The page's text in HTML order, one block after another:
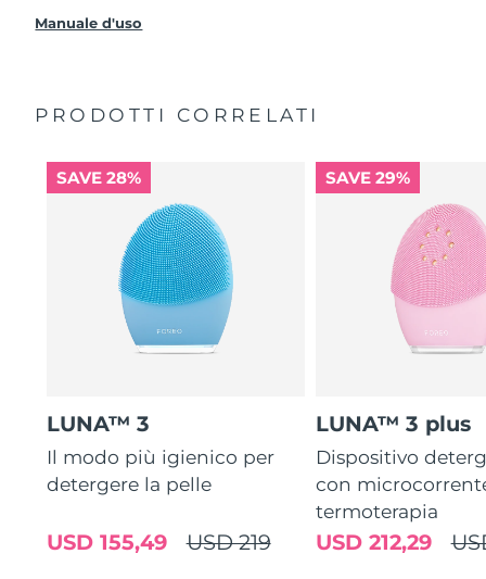
gratuitamente.
Manuale d'uso
PRODOTTI CORRELATI
SAVE 28%
LUNA™ 3
Il modo più igienico per
detergere la pelle
USD 219
USD 155,49
SAVE 29%
LUNA™ 3 plus
Dispositivo
con
termoterapia
USD 212,29